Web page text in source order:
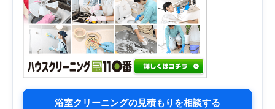
浴室クリーニングの見積もりを相談する